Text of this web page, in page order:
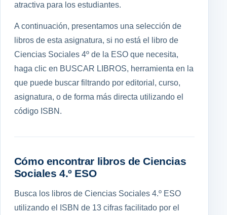
atractiva para los estudiantes.
A continuación, presentamos una selección de
libros de esta asignatura, si no está el libro de
Ciencias Sociales 4º de la ESO que necesita,
haga clic en BUSCAR LIBROS, herramienta en la
que puede buscar filtrando por editorial, curso,
asignatura, o de forma más directa utilizando el
código ISBN.
Cómo encontrar libros de Ciencias
Sociales 4.º ESO
Busca los libros de Ciencias Sociales 4.º ESO
utilizando el ISBN de 13 cifras facilitado por el